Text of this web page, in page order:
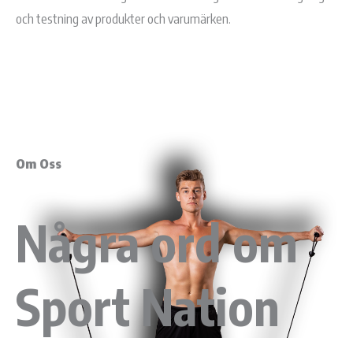
och testning av produkter och varumärken.
Om Oss
Några ord om
Sport Nation